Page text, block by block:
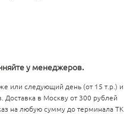
у менеджеров.
или следующий день (от 15 т.р.) и
Доставка в Москву от 300 рублей
на любую сумму до терминала ТК